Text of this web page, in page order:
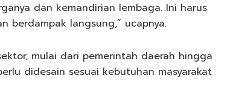
dan kemandirian lembaga. Ini harus
berdampak langsung,” ucapnya.
mulai dari pemerintah daerah hingga
didesain sesuai kebutuhan masyarakat